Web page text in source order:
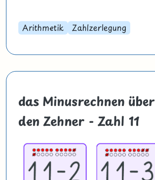
Arithmetik Zahlzerlegung
das Minusrechnen über
den Zehner - Zahl 11